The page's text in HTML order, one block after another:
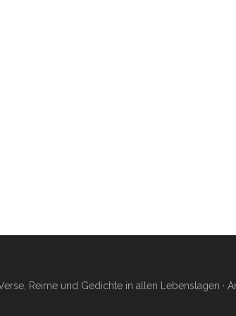
Reime und Gedichte in allen Lebenslagen ·